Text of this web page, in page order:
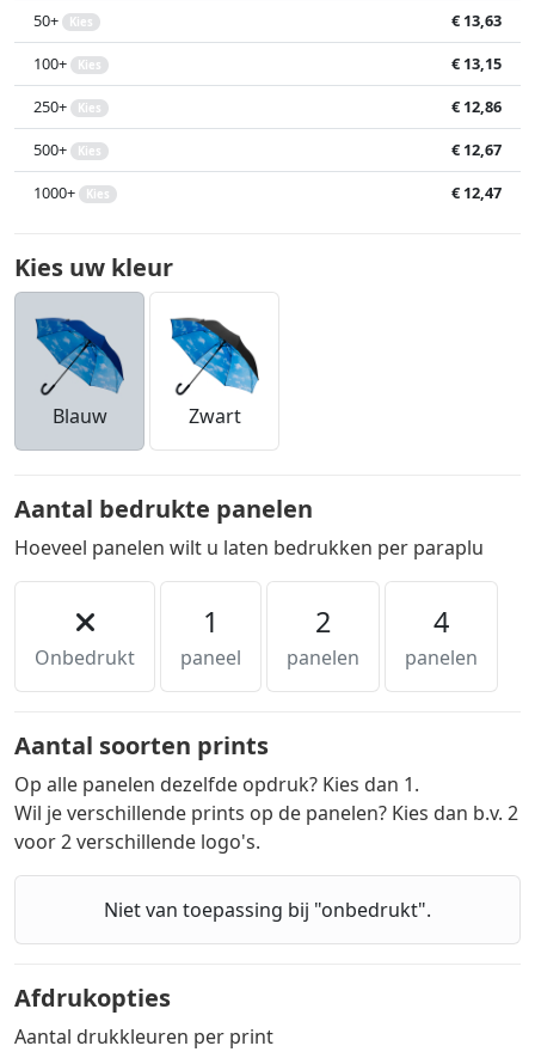
€ 13,63
50+ Kies
€ 13,15
100+ Kies
€ 12,86
250+ Kies
€ 12,67
500+ Kies
€ 12,47
1000+ Kies
Kies uw kleur
Blauw Zwart
Aantal bedrukte panelen
Hoeveel panelen wilt u laten bedrukken per paraplu
Onbedrukt
1
paneel
2
panelen
4
panelen
Aantal soorten prints
Op alle panelen dezelfde opdruk? Kies dan 1.
Wil je verschillende prints op de panelen? Kies dan b.v. 2
voor 2 verschillende logo's.
Niet van toepassing bij "onbedrukt".
Afdrukopties
Aantal drukkleuren per print